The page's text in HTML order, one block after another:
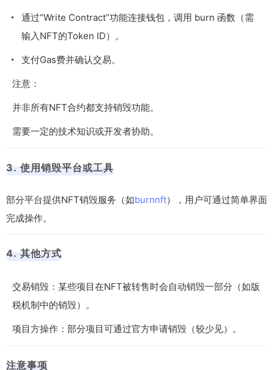
通过“Write Contract”功能连接钱包，调用 burn 函数（需
输入NFT的Token ID）。
支付Gas费并确认交易。
注意：
并非所有NFT合约都支持销毁功能。
需要一定的技术知识或开发者协助。
3. 使用销毁平台或工具
部分平台提供NFT销毁服务（如burnnft），用户可通过简单界面
完成操作。
4. 其他方式
交易销毁：某些项目在NFT被转售时会自动销毁一部分（如版
税机制中的销毁）。
项目方操作：部分项目可通过官方申请销毁（较少见）。
注意事项